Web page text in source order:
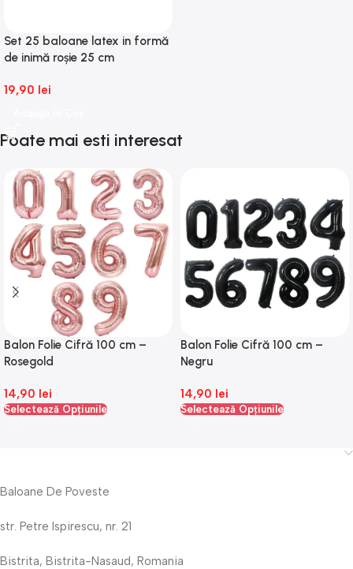
Set 25 baloane latex in formă
de inimă roșie 25 cm
19,90 lei
Poate mai esti interesat
Balon Folie Cifră 100 cm –
Rosegold
14,90 lei
Selectează Opțiunile
Balon Folie Cifră 100 cm –
Negru
14,90 lei
Selectează Opțiunile
Baloane De Poveste
str. Petre Ispirescu, nr. 21
Bistrita, Bistrita-Nasaud, Romania